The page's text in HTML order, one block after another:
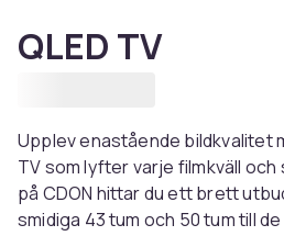
QLED TV
Upplev enastående bildkvalitet
TV som lyfter varje filmkväll
på CDON hittar du ett brett
smidiga 43 tum och 50 tum till